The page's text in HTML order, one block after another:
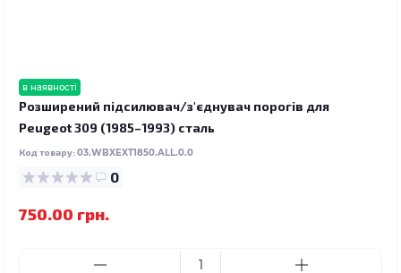
в наявності
Розширений підсилювач/з'єднувач порогів для
Peugeot 309 (1985–1993) сталь
Код товару:03.WBXEXT1850.ALL.0.0
0
750.00 грн.